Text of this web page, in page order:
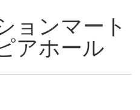
ョンマート
アホール